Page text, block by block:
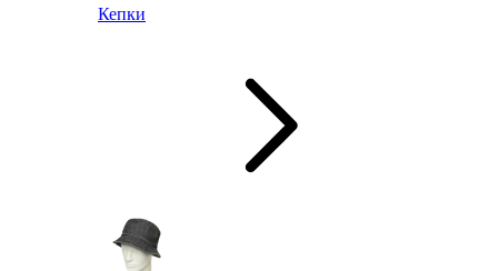
Кепки